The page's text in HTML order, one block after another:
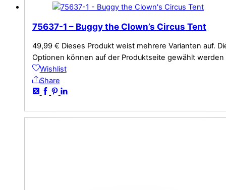
75637-1 – Buggy the Clown’s Circus Tent
49,99 € Dieses Produkt weist mehrere Varianten auf.
Optionen können auf der Produktseite gewählt werden
Wishlist
Share